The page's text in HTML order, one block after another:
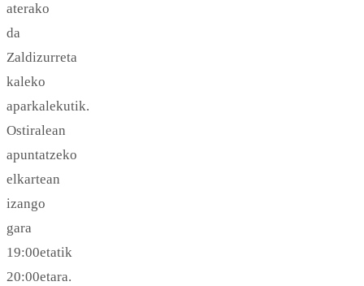
aterako
da
Zaldizurreta
kaleko
aparkalekutik.
Ostiralean
apuntatzeko
elkartean
izango
gara
19:00etatik
20:00etara.